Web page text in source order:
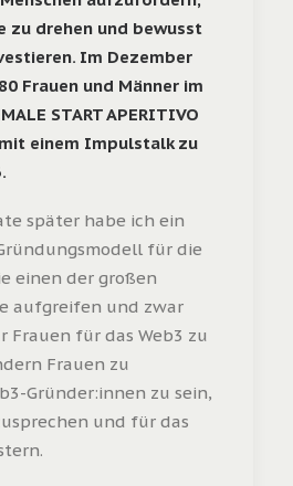
zu drehen und bewusst
Im Dezember
Frauen und Männer im
START APERITIVO
einem Impulstalk zu
später habe ich ein
für die
einen der großen
aufgreifen und zwar
Frauen für das Web3 zu
Frauen zu
Gründer:innen zu sein,
und für das